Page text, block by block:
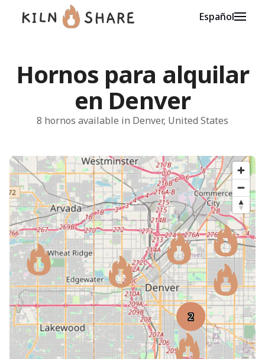
Español
Hornos para alquilar
en Denver
8 hornos available in Denver, United States